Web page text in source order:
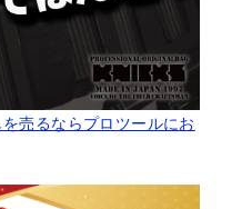
売るならプロツールにお